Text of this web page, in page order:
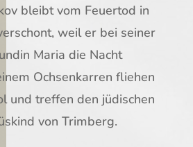
bleibt vom Feuertod in
weil er bei seiner
Maria die Nacht
Ochsenkarren fliehen
und treffen den jüdischen
von Trimberg.